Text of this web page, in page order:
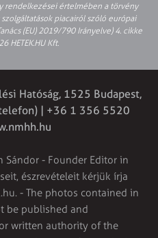
rendelkezései értelmében a törvény
szolgáltatások piacairól szóló európai
(EU) 2019/790 Irányelve) 4. cikke
HETEK.HU Kft.
Hatóság, 1525 Budapest,
| +36 1 356 5520
Sándor - Founder Editor in
észrevételeit kérjük írja
. - The photos contained in
be published and
written authority of the